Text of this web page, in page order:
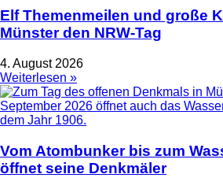
Elf Themenmeilen und große
Münster den NRW-Tag
4. August 2026
Weiterlesen »
Vom Atombunker bis zum
öffnet seine Denkmäler